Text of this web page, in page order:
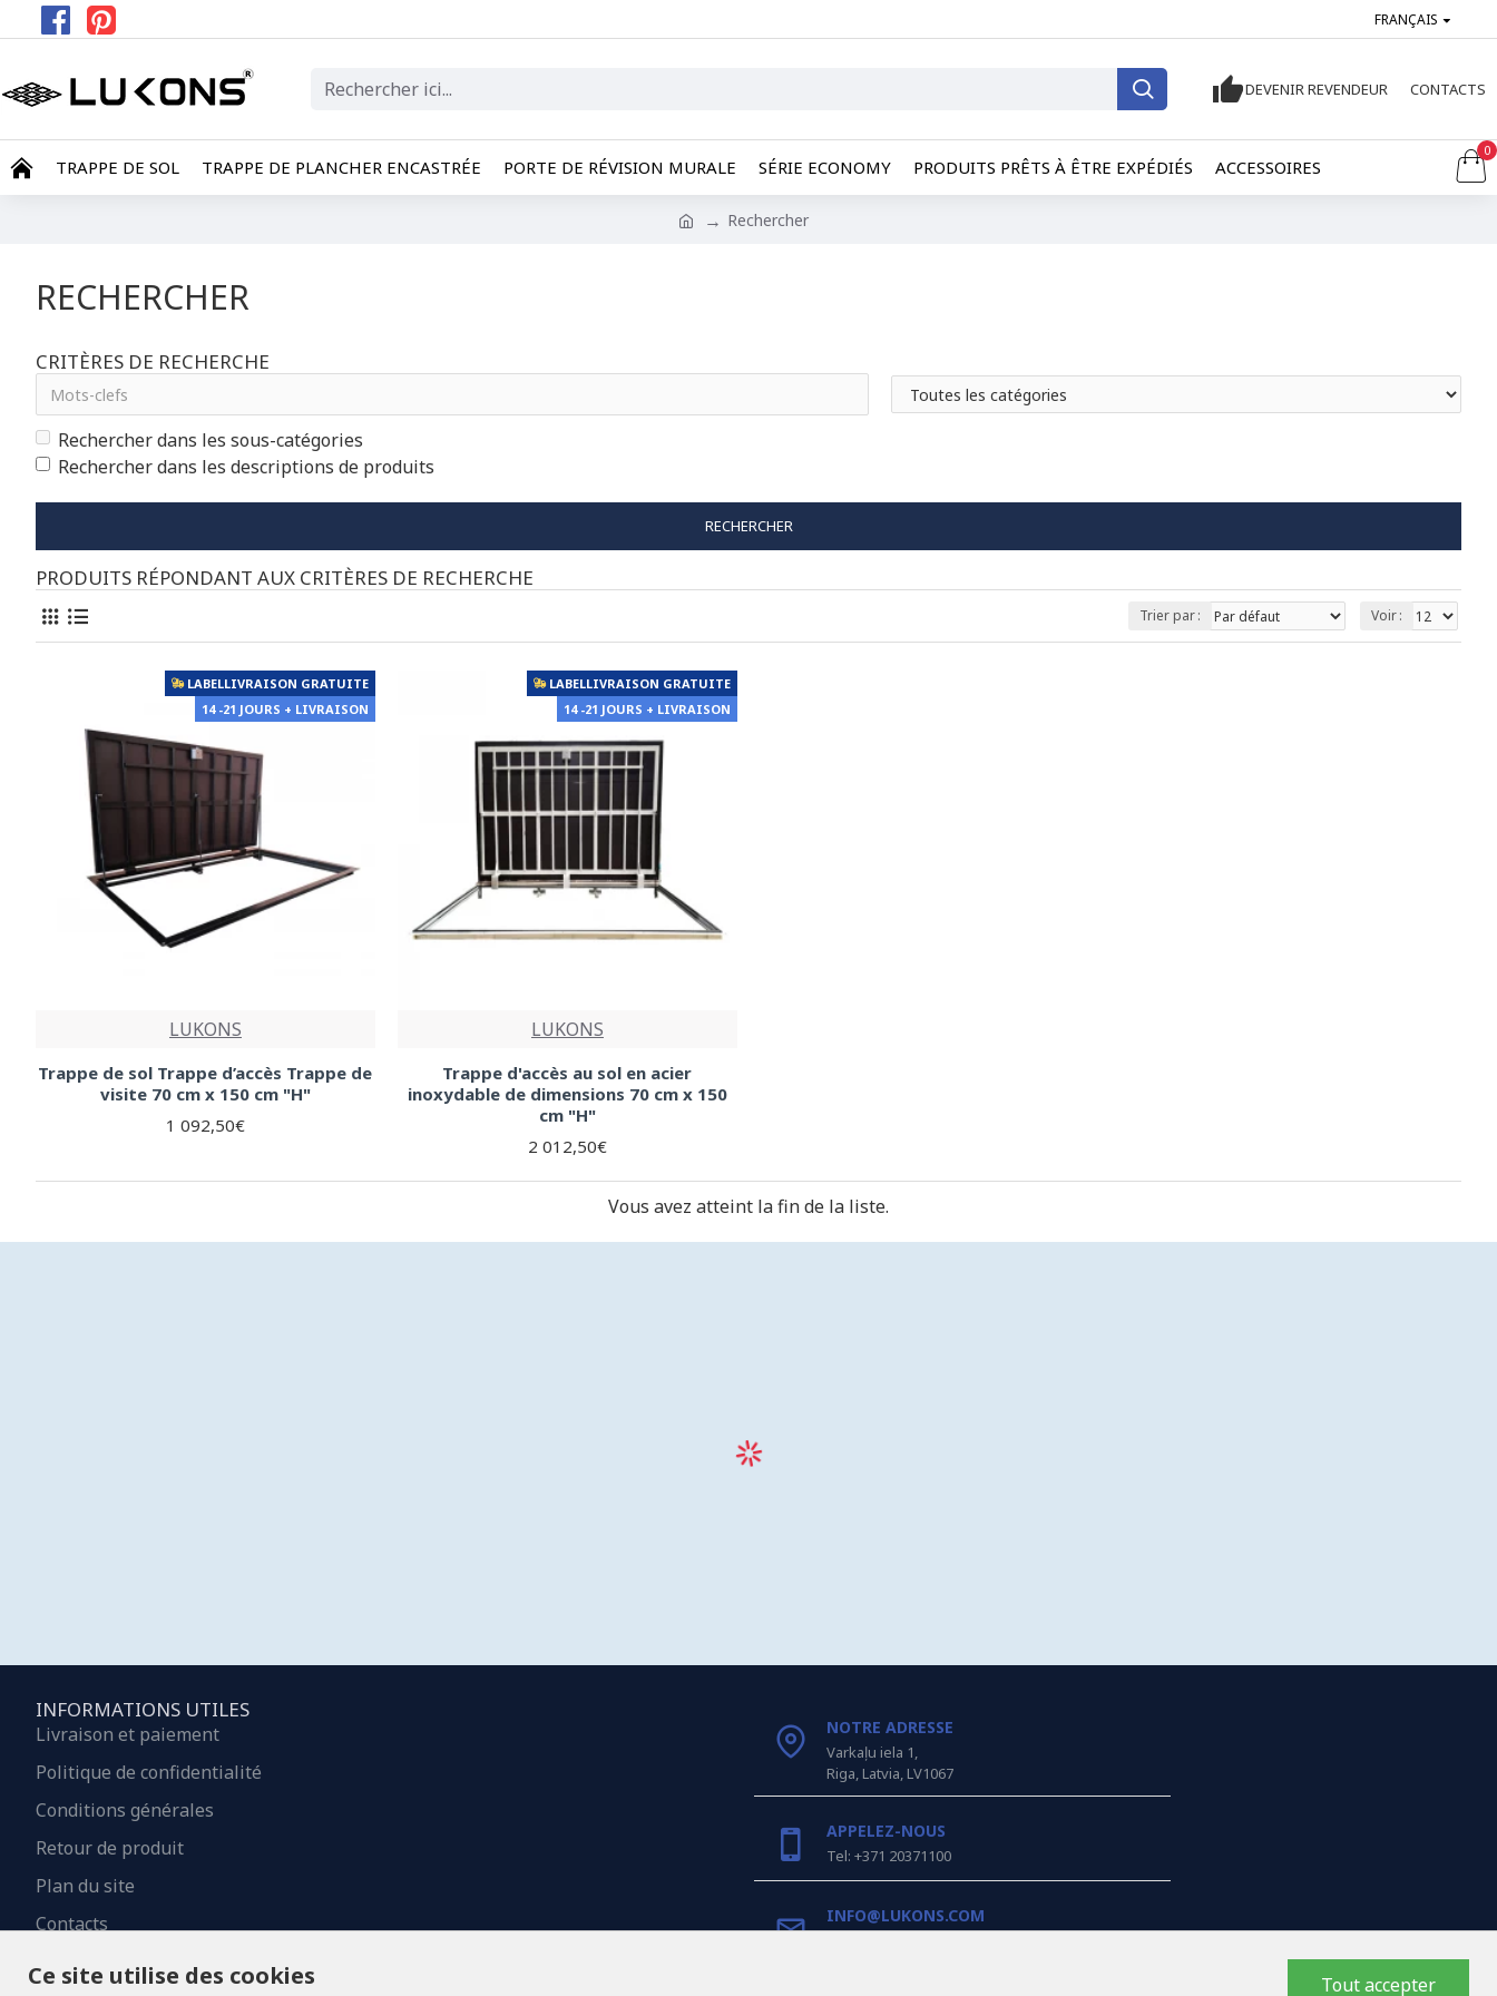
FRANÇAIS
DEVENIR REVENDEUR CONTACTS
TRAPPE DE SOL TRAPPE DE PLANCHER ENCASTRÉE PORTE DE RÉVISION MURALE SÉRIE ECONOMY PRODUITS PRÊTS À ÊTRE EXPÉDIÉS ACCESSOIRES
0
Rechercher
RECHERCHER
CRITÈRES DE RECHERCHE
Rechercher dans les sous-catégories
Rechercher dans les descriptions de produits
RECHERCHER
PRODUITS RÉPONDANT AUX CRITÈRES DE RECHERCHE
Trier par : Voir :
LABELLIVRAISON GRATUITE
14 -21 JOURS + LIVRAISON
LUKONS
Trappe de sol Trappe d’accès Trappe de
visite 70 cm x 150 cm "H"
1 092,50€
LABELLIVRAISON GRATUITE
14 -21 JOURS + LIVRAISON
LUKONS
Trappe d'accès au sol en acier
inoxydable de dimensions 70 cm x 150
cm "H"
2 012,50€
Vous avez atteint la fin de la liste.
INFORMATIONS UTILES
Livraison et paiement
Politique de confidentialité
Conditions générales
Retour de produit
Plan du site
Contacts
NOTRE ADRESSE
Varkaļu iela 1,
Riga, Latvia, LV1067
APPELEZ-NOUS
Tel: +371 20371100
INFO@LUKONS.COM
Ce site utilise des cookies Tout accepter